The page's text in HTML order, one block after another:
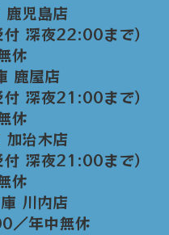
児島店
深夜22:00まで）
休
鹿屋店
深夜21:00まで）
休
治木店
深夜21:00まで）
休
川内店
年中無休